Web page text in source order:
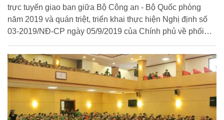
trực tuyến giao ban giữa Bộ Công an - Bộ Quốc phòng
năm 2019 và quán triệt, triển khai thực hiện Nghị định số
03-2019/NĐ-CP ngày 05/9/2019 của Chính phủ về phối
nhiệm vụ bảo vệ an ninh quốc gia, bảo đảm trật tự, an toàn
xã hội, đấu tranh phòng, chống tội phạm và nhiệm vụ quốc
phòng. Trung tướng Lương Tam Quang, Thứ trưởng Bộ
Công an; Thượng tướng Phan Văn Giang, Ủy viên Trung
ương Đảng, Tổng Tham mưu trưởng Quân đội nhân dân
Việt Nam, Thứ trưởng Bộ Quốc phòng đồng chủ trì Hội